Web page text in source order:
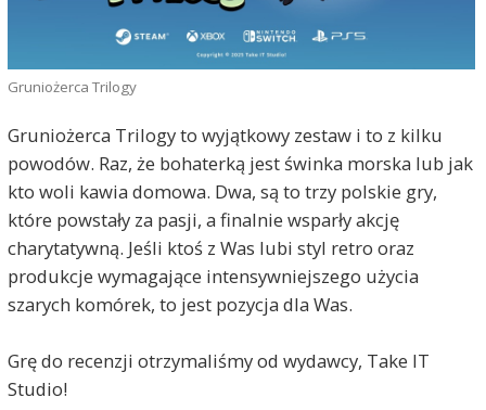
Gruniożerca Trilogy
Gruniożerca Trilogy to wyjątkowy zestaw i to z kilku
powodów. Raz, że bohaterką jest świnka morska lub jak
kto woli kawia domowa. Dwa, są to trzy polskie gry,
które powstały za pasji, a finalnie wsparły akcję
charytatywną. Jeśli ktoś z Was lubi styl retro oraz
produkcje wymagające intensywniejszego użycia
szarych komórek, to jest pozycja dla Was.
Grę do recenzji otrzymaliśmy od wydawcy, Take IT
Studio!